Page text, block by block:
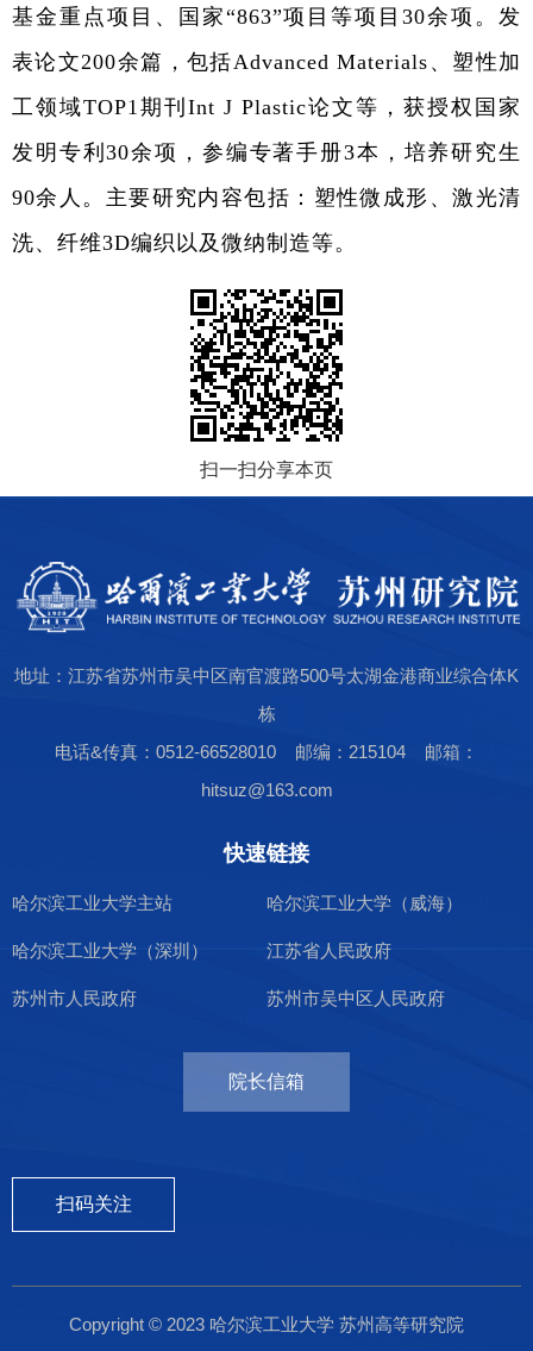
基金重点项目、国家“863”项目等项目30余项。发
表论文200余篇，包括Advanced Materials 、塑性加
工领域TOP1期刊 Int J Plastic论文等，获授权国家
发明专利30余项，参编专著手册3本，培养研究生
90余人。主要研究内容包括：塑性微成形、激光清
洗、纤维3D编织以及微纳制造等。
扫一扫分享本页
地址：江苏省苏州市吴中区南官渡路500号太湖金港商业综合体K
栋
电话&传真：0512-66528010 邮编：215104 邮箱：
hitsuz@163.com
快速链接
哈尔滨工业大学主站 哈尔滨工业大学（威海）
哈尔滨工业大学（深圳） 江苏省人民政府
苏州市人民政府 苏州市吴中区人民政府
院长信箱
扫码关注
Copyright © 2023 哈尔滨工业大学 苏州高等研究院